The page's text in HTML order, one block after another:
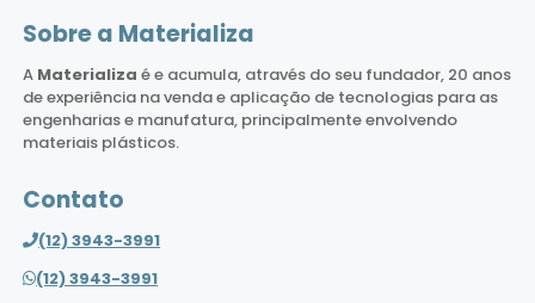
NO
Sobre a Materializa
A Materializaé e acumula, através do seu fundador, 20 anos
de experiência na venda e aplicação de tecnologias para as
engenharias e manufatura, principalmente envolvendo
materiais plásticos.
Contato
(12) 3943-3991
(12) 3943-3991